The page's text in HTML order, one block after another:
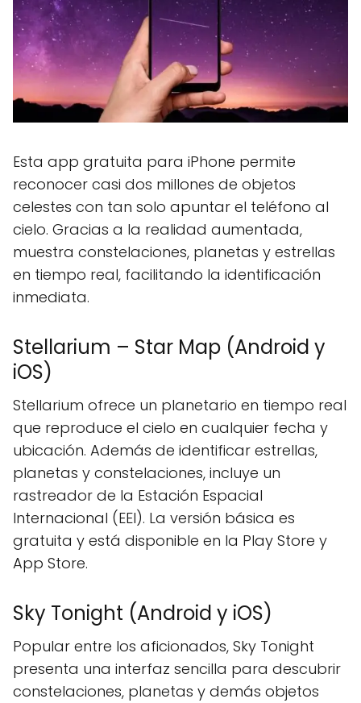
Esta app gratuita para iPhone permite
reconocer casi dos millones de objetos
celestes con tan solo apuntar el teléfono al
cielo. Gracias a la realidad aumentada,
muestra constelaciones, planetas y estrellas
en tiempo real, facilitando la identificación
inmediata.
Stellarium – Star Map (Android y
iOS)
Stellarium ofrece un planetario en tiempo real
que reproduce el cielo en cualquier fecha y
ubicación. Además de identificar estrellas,
planetas y constelaciones, incluye un
rastreador de la Estación Espacial
Internacional (EEI). La versión básica es
gratuita y está disponible en la Play Store y
App Store.
Sky Tonight (Android y iOS)
Popular entre los aficionados, Sky Tonight
presenta una interfaz sencilla para descubrir
constelaciones, planetas y demás objetos